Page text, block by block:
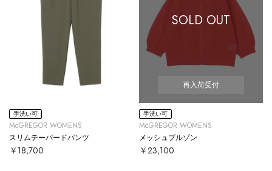
手洗い可
McGREGOR WOMENS
スリムテーパードパンツ
￥18,700
SOLD OUT
再入荷受付
手洗い可
McGREGOR WOMENS
メッシュブルゾン
￥23,100